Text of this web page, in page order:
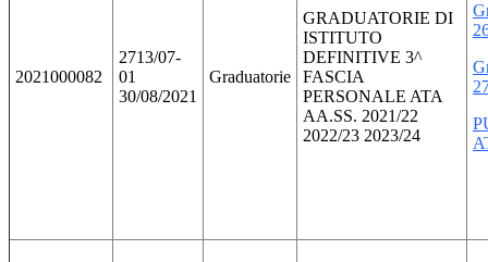
2021000082
2713/07-
01
30/08/2021
Graduatorie
GRADUATORIE DI
ISTITUTO
DEFINITIVE 3^
FASCIA
PERSONALE ATA
AA.SS. 2021/22
2022/23 2023/24